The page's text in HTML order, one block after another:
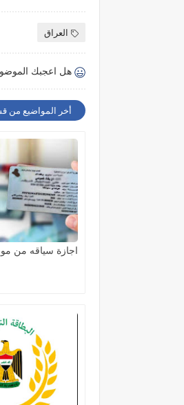
العراق
هل اعجبك
أخر المواضيع من
اجازة سياقه من